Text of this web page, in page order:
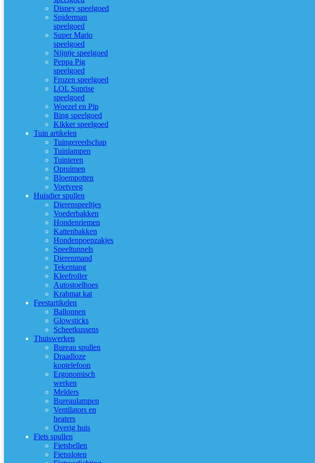
Disney speelgoed
Spiderman
speelgoed
Super Mario
speelgoed
Nijntje speelgoed
Peppa Pig
speelgoed
Frozen speelgoed
LOL Suprise
speelgoed
Woezel en Pip
Bing speelgoed
Kikker speelgoed
Tuin artikelen
Tuingereedschap
Tuinlampen
Tuinieren
Opruimen
Bloempotten
Voetveeg
Huisdier spullen
Dierenspeeltjes
Voederbakken
Hondenriemen
Kattenbakken
Hondenpoepzakjes
Speeltunnels
Dierenmand
Tekentang
Kleefroller
Autostoelhoes
Krabmat kat
Feestartikelen
Ballonnen
Glowsticks
Scheetkussens
Thuiswerken
Bureau spullen
Draadloze
koptelefoon
Ergonomisch
werken
Melders
Bureaulampen
Ventilators en
heaters
Overig huis
Fiets spullen
Fietsbellen
Fietssloten